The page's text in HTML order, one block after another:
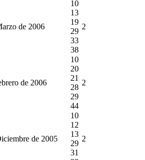
de 2006
10
13
19
29
33
38
2
de 2006
10
20
21
28
29
44
2
de 2005
10
12
13
29
31
2